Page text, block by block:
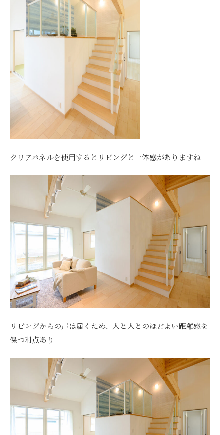
クリアパネルを使用するとリビングと一体感がありますね
リビングからの声は届くため、人と人とのほどよい距離感を
保つ利点あり